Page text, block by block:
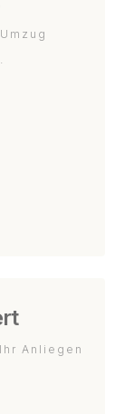
Anliegen